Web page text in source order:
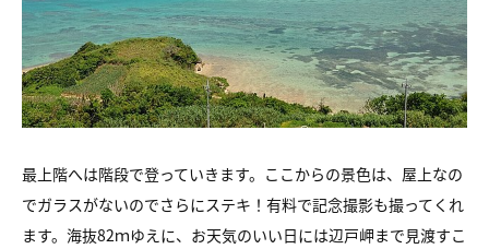
最上階へは階段で登っていきます。ここからの景色は、 屋上なの
でガラスがないのでさらにステキ！ 有料で記念撮影も撮ってくれ
ます。 海抜82ｍゆえに、 お天気のいい日には辺戸岬まで見渡すこ